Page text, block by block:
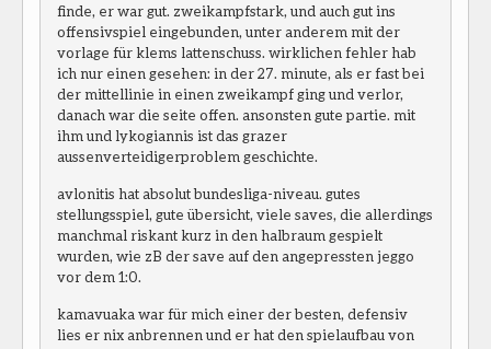
finde, er war gut. zweikampfstark, und auch gut ins
offensivspiel eingebunden, unter anderem mit der
vorlage für klems lattenschuss. wirklichen fehler hab
ich nur einen gesehen: in der 27. minute, als er fast bei
der mittellinie in einen zweikampf ging und verlor,
danach war die seite offen. ansonsten gute partie. mit
ihm und lykogiannis ist das grazer
aussenverteidigerproblem geschichte.
avlonitis hat absolut bundesliga-niveau. gutes
stellungsspiel, gute übersicht, viele saves, die allerdings
manchmal riskant kurz in den halbraum gespielt
wurden, wie zB der save auf den angepressten jeggo
vor dem 1:0.
kamavuaka war für mich einer der besten, defensiv
lies er nix anbrennen und er hat den spielaufbau von